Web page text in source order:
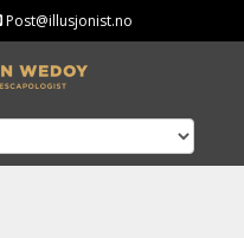
Post@illusjonist.no